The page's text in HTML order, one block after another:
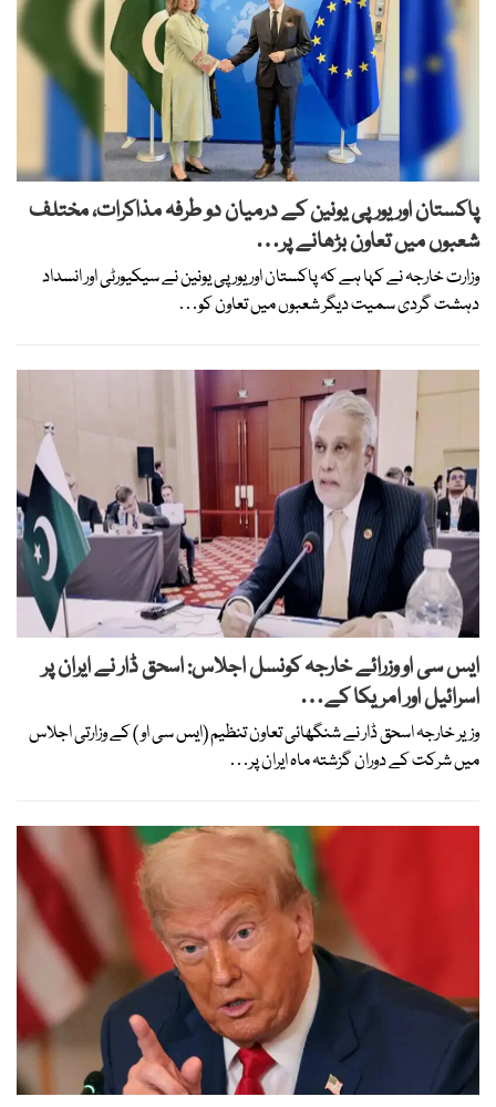
پاکستان اور یورپی یونین کے درمیان دو طرفہ مذاکرات، مختلف
شعبوں میں تعاون بڑھانے پر…
وزارت خارجہ نے کہا ہے کہ پاکستان اور یورپی یونین نے سیکیورٹی اور انسداد
دہشت گردی سمیت دیگر شعبوں میں تعاون کو…
ایس سی او وزرائے خارجہ کونسل اجلاس: اسحق ڈار نے ایران پر
اسرائیل اور امریکا کے…
وزیر خارجہ اسحق ڈار نے شنگھائی تعاون تنظیم (ایس سی او ) کے وزارتی اجلاس
میں شرکت کے دوران گزشتہ ماہ ایران پر…